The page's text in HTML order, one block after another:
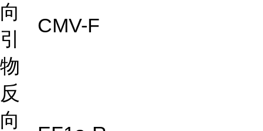
向
引
物
CMV-F
反
向